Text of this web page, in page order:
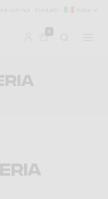
con noi Contatti Italia
0